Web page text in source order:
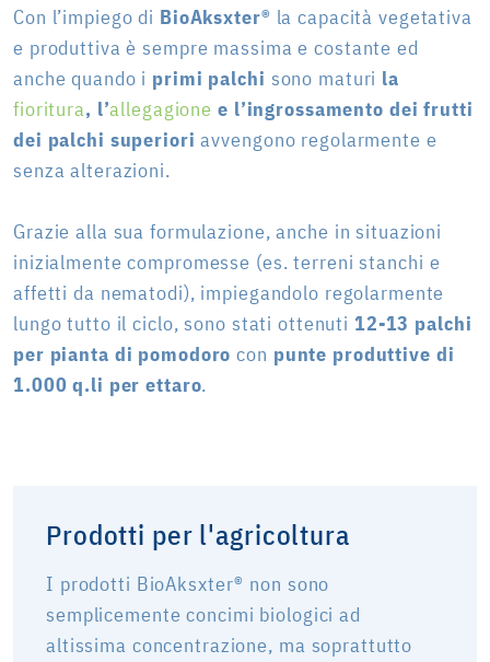
Con l’impiego di BioAksxter® la capacità vegetativa
e produttiva è sempre massima e costante ed
anche quando i primi palchi sono maturi la
fioritura, l’allegagione e l’ingrossamento dei frutti
dei palchi superioriavvengono regolarmente e
senza alterazioni.
Grazie alla sua formulazione, anche in situazioni
inizialmente compromesse (es. terreni stanchi e
affetti da nematodi), impiegandolo regolarmente
lungo tutto il ciclo, sono stati ottenuti 12-13 palchi
per pianta di pomodoro con punte produttive di
1.000 q.li per ettaro.
Prodotti per l'agricoltura
I prodotti BioAksxter® non sono
semplicemente concimi biologici ad
altissima concentrazione, ma soprattutto